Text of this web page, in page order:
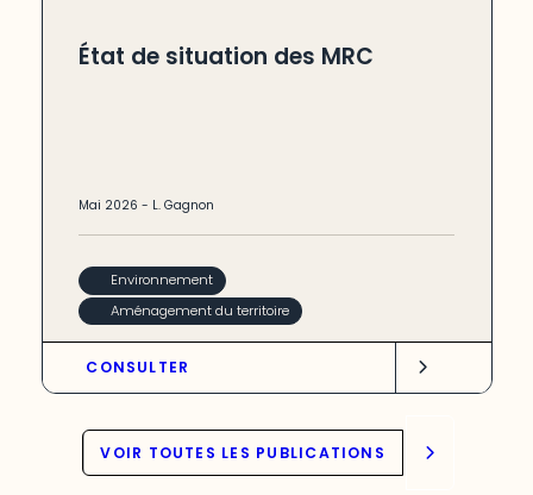
État de situation des MRC
Mai 2026- L. Gagnon
Environnement
Aménagement du territoire
CONSULTER
VOIR TOUTES LES PUBLICATIONS